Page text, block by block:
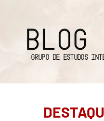
Grupo de Estudos